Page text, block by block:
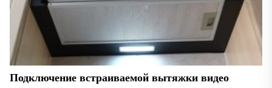
Подключение встраиваемой вытяжки видео